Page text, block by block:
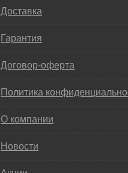
Доставка
Гарантия
Договор-оферта
Политика
О компании
Новости